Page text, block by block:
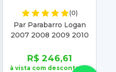
(0)
Par Parabarro Logan
2007 2008 2009 2010
2008 2009 2010 2011
2012 2013 2014
R$ 246,61
à vista com desconto no